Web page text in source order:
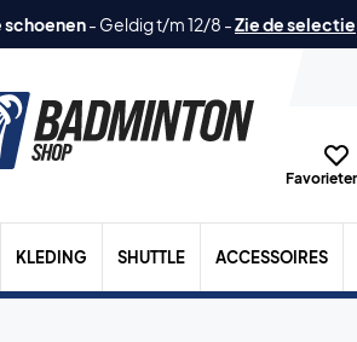
schoenen- Geldig t/m 12/8 -Zie de selectie
KLEDING SHUTTLE ACCESSOIRES